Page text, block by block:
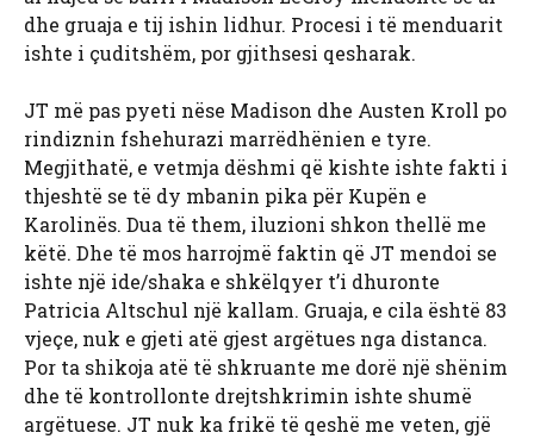
dhe gruaja e tij ishin lidhur. Procesi i të menduarit
ishte i çuditshëm, por gjithsesi qesharak.
JT më pas pyeti nëse Madison dhe Austen Kroll po
rindiznin fshehurazi marrëdhënien e tyre.
Megjithatë, e vetmja dëshmi që kishte ishte fakti i
thjeshtë se të dy mbanin pika për Kupën e
Karolinës. Dua të them, iluzioni shkon thellë me
këtë. Dhe të mos harrojmë faktin që JT mendoi se
ishte një ide/shaka e shkëlqyer t’i dhuronte
Patricia Altschul një kallam. Gruaja, e cila është 83
vjeçe, nuk e gjeti atë gjest argëtues nga distanca.
Por ta shikoja atë të shkruante me dorë një shënim
dhe të kontrollonte drejtshkrimin ishte shumë
argëtuese. JT nuk ka frikë të qeshë me veten, gjë